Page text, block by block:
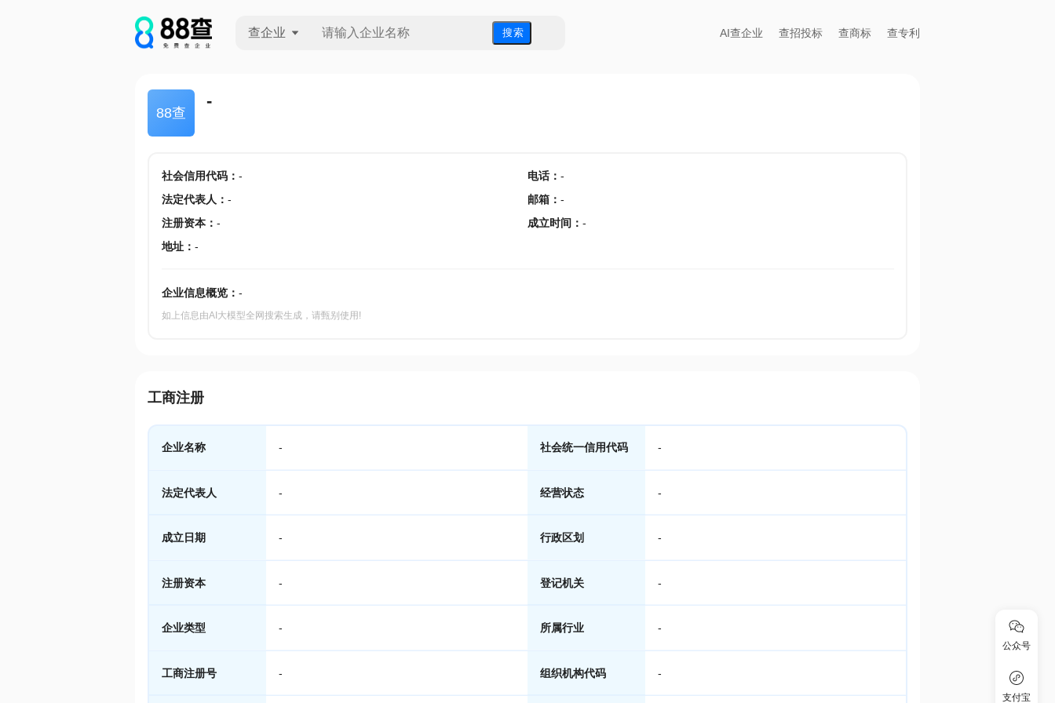
查企业 搜 索 AI查企业 查招投标 查商标 查专利
88查
-
社会信用代码： - 电话： -
法定代表人 ： - 邮箱 ： -
注册资本： - 成立时间 ： -
地址： -
企业信息概览： -
如上信息由AI大模型全网搜索生成，请甄别使用!
工商注册
企业名称 - 社会统一信用代码 -
法定代表人 - 经营状态 -
成立日期 - 行政区划 -
注册资本 - 登记机关 -
企业类型 - 所属行业 -
工商注册号 - 组织机构代码 -
公众号
支付宝